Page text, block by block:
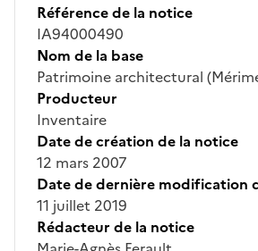
Référence de la notice
IA94000490
Nom de la base
Patrimoine architectural
Producteur
Inventaire
Date de création de la notice
12 mars 2007
Date de dernière modification
11 juillet 2019
Rédacteur de la notice